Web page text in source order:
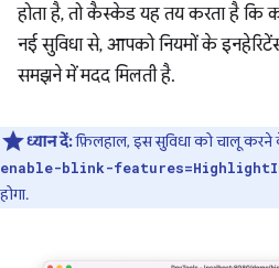
होता है, तो कैस्केड यह तय करता है कि
नई सुविधा से, आपको नियमों के
समझने में मदद मिलती है.
ध्यान दें:फ़िलहाल, इस सुविधा को चालू
enable-blink-
होगा.